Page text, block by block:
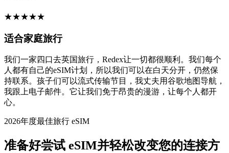
★★★★★
适合家庭旅行
我们一家四口去英国旅行，Redex让一切都很顺利。我们每个
人都有自己的eSIM计划，所以我们可以在白天分开，仍然保
持联系。孩子们可以流式传输节目，我丈夫用谷歌地图导航，
我跟上电子邮件。它让我们免于昂贵的漫游，让每个人都开
心。
2026年度最佳旅行 eSIM
准备好尝试 eSIM并轻松改变您的连接方